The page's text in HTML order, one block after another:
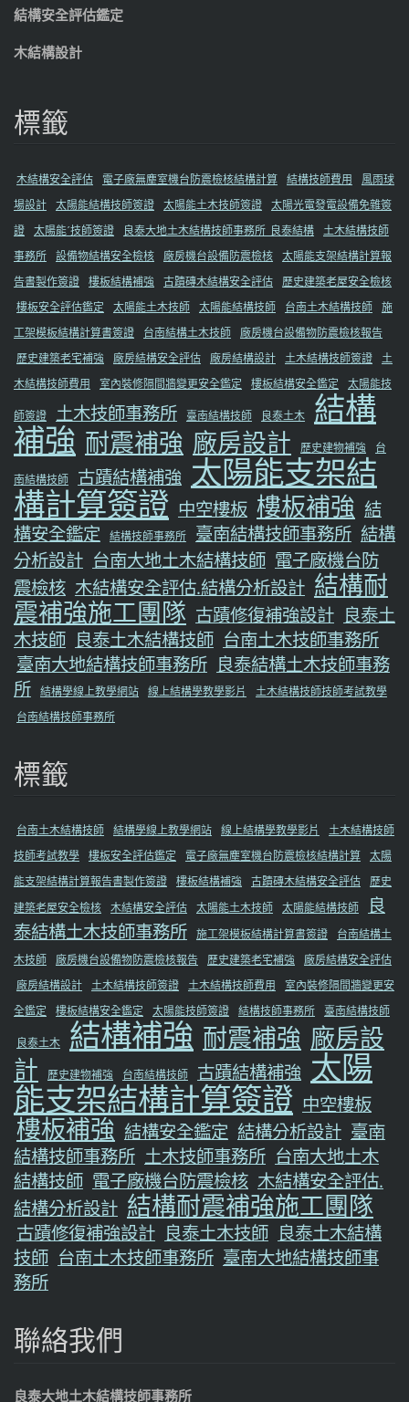
結構安全評估鑑定
木結構設計
標籤
木結構安全評估 電子廠無塵室機台防震檢核結構計算 結構技師費用
風雨球
場設計 太陽能結構技師簽證 太陽能土木技師簽證 太陽光電發電設備免雜簽
證 太陽能ˊ技師簽證 良泰大地土木結構技師事務所_良泰結構 土木結構技師
事務所 設備物結構安全檢核 廠房機台設備防震檢核 太陽能支架結構計算報
告書製作簽證 樓板結構補強 古蹟磚木結構安全評估 歷史建築老屋安全檢核
樓板安全評估鑑定
太陽能土木技師 太陽能結構技師 台南土木結構技師 施
工架模板結構計算書簽證
台南結構土木技師 廠房機台設備物防震檢核報告
歷史建築老宅補強
廠房結構安全評估 廠房結構設計 土木結構技師簽證 土
木結構技師費用
室內裝修隔間牆變更安全鑑定 樓板結構安全鑑定 太陽能技
師簽證 土木技師事務所 臺南結構技師 良泰土木 結構
補強 耐震補強 廠房設計 歷史建物補強 台
南結構技師 古蹟結構補強 太陽能支架結
構計算簽證 中空樓板 樓板補強 結
構安全鑑定
結構技師事務所 臺南結構技師事務所 結構
分析設計 台南大地土木結構技師 電子廠機台防
震檢核 木結構安全評估.結構分析設計 結構耐
震補強施工團隊 古蹟修復補強設計 良泰土
木技師 良泰土木結構技師 台南土木技師事務所
臺南大地結構技師事務所 良泰結構土木技師事務
所 結構學線上教學網站 線上結構學教學影片
土木結構技師技師考試教學
台南結構技師事務所
標籤
台南土木結構技師 結構學線上教學網站 線上結構學教學影片
土木結構技師
技師考試教學 樓板安全評估鑑定 電子廠無塵室機台防震檢核結構計算 太陽
能支架結構計算報告書製作簽證 樓板結構補強 古蹟磚木結構安全評估 歷史
建築老屋安全檢核 木結構安全評估 太陽能土木技師 太陽能結構技師
良
泰結構土木技師事務所 施工架模板結構計算書簽證
台南結構土
木技師
廠房機台設備物防震檢核報告 歷史建築老宅補強 廠房結構安全評估
廠房結構設計 土木結構技師簽證 土木結構技師費用
室內裝修隔間牆變更安
全鑑定 樓板結構安全鑑定 太陽能技師簽證 結構技師事務所 臺南結構技師
良泰土木 結構補強 耐震補強 廠房設
計
歷史建物補強 台南結構技師 古蹟結構補強 太陽
能支架結構計算簽證 中空樓板
樓板補強 結構安全鑑定 結構分析設計 臺南
結構技師事務所 土木技師事務所 台南大地土木
結構技師 電子廠機台防震檢核 木結構安全評估.
結構分析設計 結構耐震補強施工團隊
古蹟修復補強設計 良泰土木技師 良泰土木結構
技師 台南土木技師事務所 臺南大地結構技師事
務所
聯絡我們
良泰大地土木結構技師事務所